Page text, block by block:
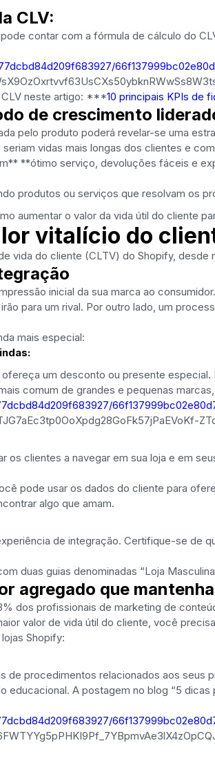
CLV:
contar com a fórmula de cálculo do
CLV neste artigo: ***10 principais KPIs de
de crescimento
pelo produto poderá revelar-se uma
vidas mais longas dos clientes e
**ótimo serviço, devoluções fáceis e
produtos ou serviços que resolvam os
aumentar o valor da vida útil do cliente
vitalício do
vida do cliente (CLTV) do Shopify,
inicial da sua marca ao
para um rival. Por outro lado, um
mais especial:
um desconto ou presente
comum de grandes e pequenas
os clientes a navegar em sua loja e em
pode usar os dados do cliente para
algo que amam.
de integração. Certifique-se de
duas guias denominadas “Loja
agregado que
dos profissionais de marketing de
valor de vida útil do cliente, você
Shopify:
de procedimentos relacionados aos
A postagem no blog “5